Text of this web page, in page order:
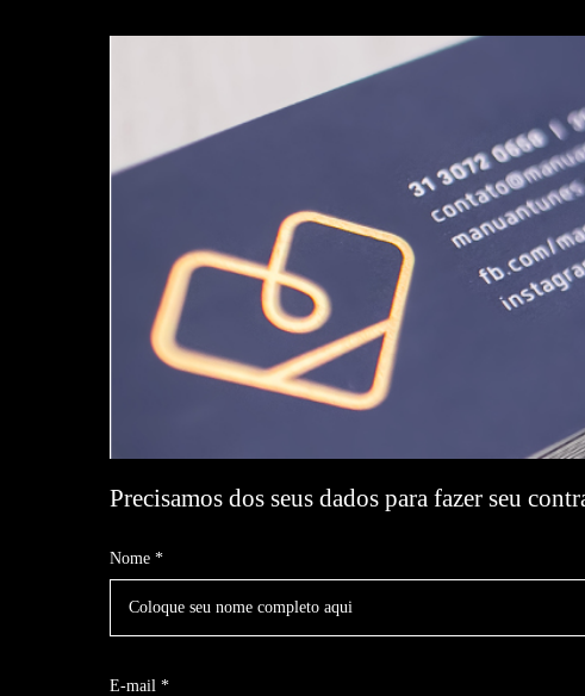
Precisamos dos seus dados para fazer seu
Nome *
E-mail *